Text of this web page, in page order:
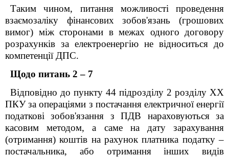
Таким чином, питання можливості проведення
взаємозаліку фінансових зобов'язань (грошових
вимог) між сторонами в межах одного договору
розрахунків за електроенергію не відноситься до
компетенції ДПС.
Щодо питань 2 – 7
Відповідно до пункту 44 підрозділу 2 розділу ХХ
ПКУ за операціями з постачання електричної енергії
податкові зобов'язання з ПДВ нараховуються за
касовим методом, а саме на дату зарахування
(отримання) коштів на рахунок платника податку ‒
постачальника, або отримання інших видів